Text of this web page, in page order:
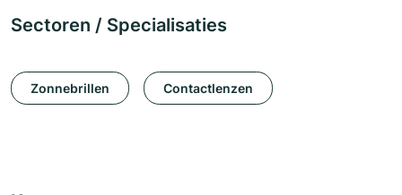
Sectoren / Specialisaties
Zonnebrillen Contactlenzen